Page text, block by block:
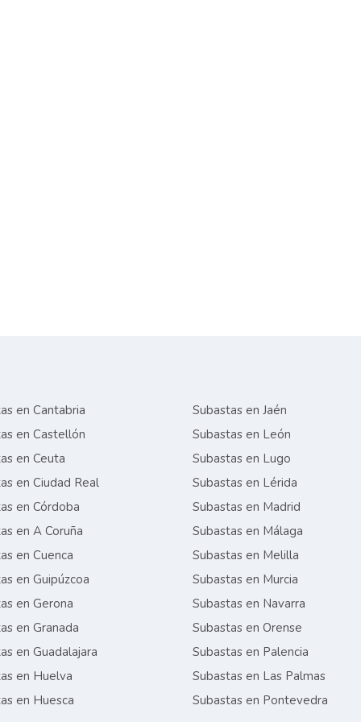
en Cantabria
en Castellón
en Ceuta
en Ciudad Real
en Córdoba
en A Coruña
en Cuenca
en Guipúzcoa
en Gerona
en Granada
en Guadalajara
en Huelva
en Huesca
Subastas en Jaén
Subastas en León
Subastas en Lugo
Subastas en Lérida
Subastas en Madrid
Subastas en Málaga
Subastas en Melilla
Subastas en Murcia
Subastas en Navarra
Subastas en Orense
Subastas en Palencia
Subastas en Las Palmas
Subastas en Pontevedra